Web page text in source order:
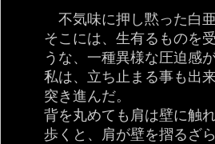
不気味に押し黙った白亜
そこには、生有るものを
うな、一種異様な圧迫感が
私は、立ち止まる事も出
突き進んだ。
背を丸めても肩は壁に触れ
歩くと、肩が壁を摺るざ